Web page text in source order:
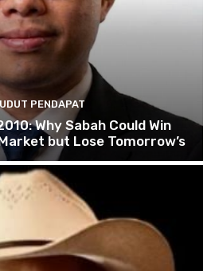
PENDAPAT
Why Sabah Could Win
but Lose Tomorrow’s